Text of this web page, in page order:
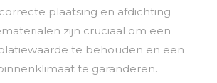
plaatsing en afdichting
zijn cruciaal om een
te behouden en een
te garanderen.